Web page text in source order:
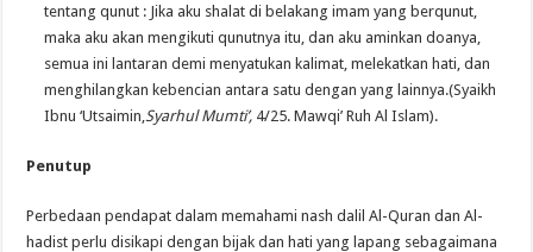
tentang qunut : Jika aku shalat di belakang imam yang berqunut,
maka aku akan mengikuti qunutnya itu, dan aku aminkan doanya,
semua ini lantaran demi menyatukan kalimat, melekatkan hati, dan
menghilangkan kebencian antara satu dengan yang lainnya.(Syaikh
Ibnu ‘Utsaimin, Syarhul Mumti’, 4/25. Mawqi’ Ruh Al Islam).
Penutup
Perbedaan pendapat dalam memahami nash dalil Al-Quran dan Al-
hadist perlu disikapi dengan bijak dan hati yang lapang sebagaimana